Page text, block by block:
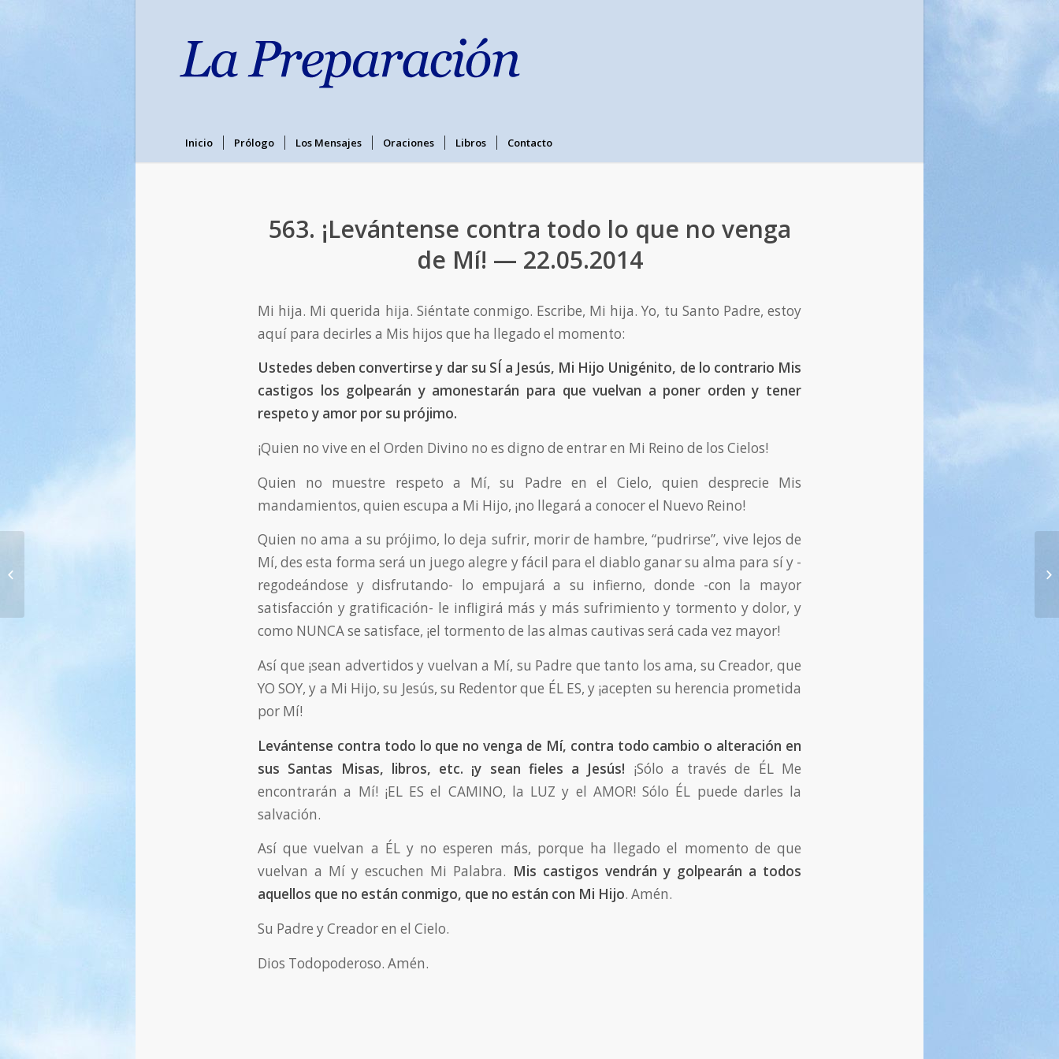
Inicio Prólogo Los Mensajes Oraciones Libros Contacto
563. ¡Levántense contra todo lo que no venga
de Mí! — 22.05.2014
Mi hija. Mi querida hija. Siéntate conmigo. Escribe, Mi hija. Yo, tu Santo Padre, estoy
aquí para decirles a Mis hijos que ha llegado el momento:
Ustedes deben convertirse y dar su SÍ a Jesús, Mi Hijo Unigénito, de lo contrario Mis
castigos los golpearán y amonestarán para que vuelvan a poner orden y tener
respeto y amor por su prójimo.
¡Quien no vive en el Orden Divino no es digno de entrar en Mi Reino de los Cielos!
Quien no muestre respeto a Mí, su Padre en el Cielo, quien desprecie Mis
mandamientos, quien escupa a Mi Hijo, ¡no llegará a conocer el Nuevo Reino!
Quien no ama a su prójimo, lo deja sufrir, morir de hambre, “pudrirse”, vive lejos de
Mí, des esta forma será un juego alegre y fácil para el diablo ganar su alma para sí y -
regodeándose y disfrutando- lo empujará a su infierno, donde -con la mayor
satisfacción y gratificación- le infligirá más y más sufrimiento y tormento y dolor, y
como NUNCA se satisface, ¡el tormento de las almas cautivas será cada vez mayor!
Así que ¡sean advertidos y vuelvan a Mí, su Padre que tanto los ama, su Creador, que
YO SOY, y a Mi Hijo, su Jesús, su Redentor que ÉL ES, y ¡acepten su herencia prometida
por Mí!
Levántense contra todo lo que no venga de Mí, contra todo cambio o alteración en
sus Santas Misas, libros, etc. ¡y sean fieles a Jesús! ¡Sólo a través de ÉL Me
encontrarán a Mí! ¡EL ES el CAMINO, la LUZ y el AMOR! Sólo ÉL puede darles la
salvación.
Así que vuelvan a ÉL y no esperen más, porque ha llegado el momento de que
vuelvan a Mí y escuchen Mi Palabra. Mis castigos vendrán y golpearán a todos
aquellos que no están conmigo, que no están con Mi Hijo. Amén.
Su Padre y Creador en el Cielo.
Dios Todopoderoso. Amén.